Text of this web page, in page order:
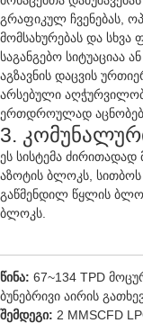
გრაფიკულ ჩვენებას,
მომსახურებას და
საგანგებო სიტუაციაა
აგზავნის დაცვის
არსებული
ერთდროულად
3.
ეს სისტემა
აზოტის ბლოკს,
გაწმენდილ წყლის
ბლოკს.
წინა: 67~134 TPD
ბუნებრივი აირის
შემდეგი: 2 MMSCFD